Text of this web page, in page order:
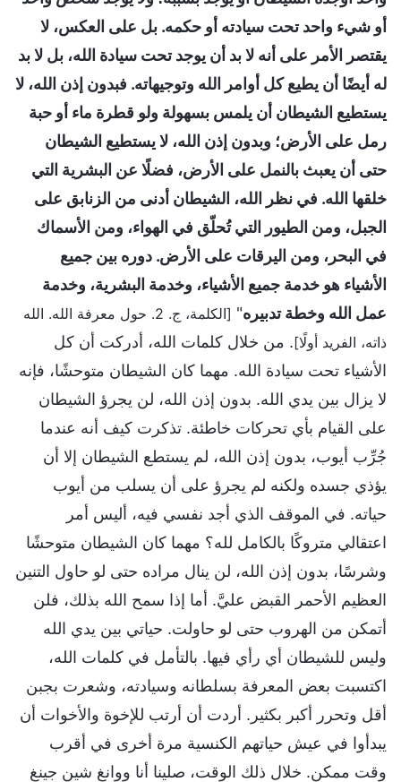
أو شيء واحد تحت سيادته أو حكمه. بل على العكس، لا
يقتصر الأمر على أنه لا بد أن يوجد تحت سيادة الله، بل لا بد
له أيضًا أن يطيع كل أوامر الله وتوجيهاته. فبدون إذن الله، لا
يستطيع الشيطان أن يلمس بسهولة ولو قطرة ماء أو حبة
رمل على الأرض؛ وبدون إذن الله، لا يستطيع الشيطان
حتى أن يعبث بالنمل على الأرض، فضلًا عن البشرية التي
خلقها الله. في نظر الله، الشيطان أدنى من الزنابق على
الجبل، ومن الطيور التي تُحلّق في الهواء، ومن الأسماك
في البحر، ومن اليرقات على الأرض. دوره بين جميع
الأشياء هو خدمة جميع الأشياء، وخدمة البشرية، وخدمة
عمل الله وخطة تدبيره"
[الكلمة، ج. 2. حول معرفة الله. الله
ذاته، الفريد أولًا]. من خلال كلمات الله، أدركت أن كل
الأشياء تحت سيادة الله. مهما كان الشيطان متوحشًا، فإنه
لا يزال بين يدي الله. بدون إذن الله، لن يجرؤ الشيطان
على القيام بأي تحركات خاطئة. تذكرت كيف أنه عندما
جُرِّب أيوب، بدون إذن الله، لم يستطع الشيطان إلا أن
يؤذي جسده ولكنه لم يجرؤ على أن يسلب من أيوب
حياته. في الموقف الذي أجد نفسي فيه، أليس أمر
اعتقالي متروكًا بالكامل لله؟ مهما كان الشيطان متوحشًا
وشرسًا، بدون إذن الله، لن ينال مراده حتى لو حاول التنين
العظيم الأحمر القبض عليَّ. أما إذا سمح الله بذلك، فلن
أتمكن من الهروب حتى لو حاولت. حياتي بين يدي الله
وليس للشيطان أي رأي فيها. بالتأمل في كلمات الله،
اكتسبت بعض المعرفة بسلطانه وسيادته، وشعرت بجبن
أقل وتحرر أكبر بكثير. أردت أن أرتب للإخوة والأخوات أن
يبدأوا في عيش حياتهم الكنسية مرة أخرى في أقرب
وقت ممكن. خلال ذلك الوقت، صلينا أنا ووانغ شين جينغ